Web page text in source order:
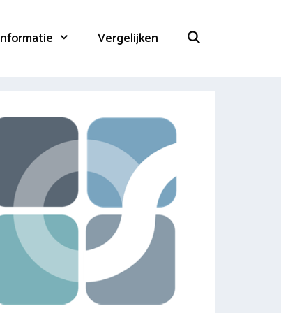
Vergelijken